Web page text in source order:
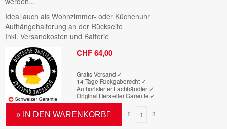
Ideal auch als Wohnzimmer- oder Küchenuhr
Aufhängehalterung an der Rückseite
Inkl. Versandkosten und Batterie
CHF 64,00
Gratis Versand ✓
14 Tage Rückgaberecht ✓
Authorisierter Fachhändler ✓
Original Hersteller Garantie ✓
» IN DEN WARENKORB